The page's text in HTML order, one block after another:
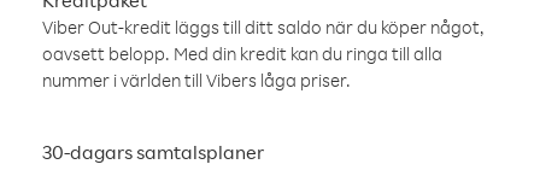
Viber Out-kredit läggs till ditt saldo när du köper något,
oavsett belopp. Med din kredit kan du ringa till alla
nummer i världen till Vibers låga priser.
30-dagars samtalsplaner